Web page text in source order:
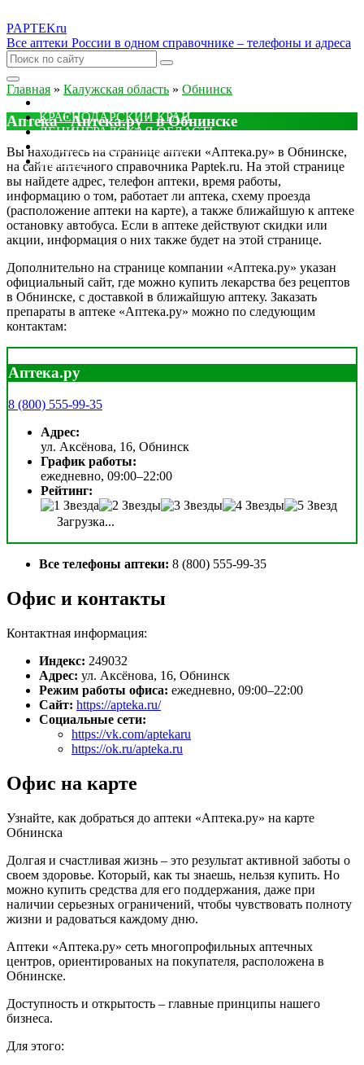
PAPTEKru
Все аптеки России в одном справочнике – телефоны и адреса
КРАСНОДАРСКИЙ КРАЙ
ЛЕНИНГРАДСКАЯ ОБЛАСТЬ
ДРУГИЕ
Главная » Калужская область » Обнинск
Аптека "Аптека.ру" в Обнинске
Вы находитесь на странице аптеки «Аптека.ру» в Обнинске,
на сайте аптечного справочника Paptek.ru. На этой странице
вы найдете адрес, телефон аптеки, время работы,
информацию о том, работает ли аптека, схему проезда
(расположение аптеки на карте), а также ближайшую к аптеке
остановку автобуса. Если в аптеке действуют скидки или
акции, информация о них также будет на этой странице.
Дополнительно на странице компании «Аптека.ру» указан
официальный сайт, где можно купить лекарства без рецептов
в Обнинске, с доставкой в ближайшую аптеку. Заказать
препараты в аптеке «Аптека.ру» можно по следующим
контактам:
Аптека.ру
8 (800) 555-99-35
Адрес:
ул. Аксёнова, 16, Обнинск
График работы:
ежедневно, 09:00–22:00
Рейтинг:
Загрузка...
Все телефоны аптеки: 8 (800) 555-99-35
Офис и контакты
Контактная информация:
Индекс: 249032
Адрес: ул. Аксёнова, 16, Обнинск
Режим работы офиса: ежедневно, 09:00–22:00
Сайт: https://apteka.ru/
Социальные сети:
https://vk.com/aptekaru
https://ok.ru/apteka.ru
Офис на карте
Узнайте, как добраться до аптеки «Аптека.ру» на карте
Обнинска
Долгая и счастливая жизнь – это результат активной заботы о
своем здоровье. Который, как ты знаешь, нельзя купить. Но
можно купить средства для его поддержания, даже при
наличии серьезных ограничений, чтобы чувствовать полноту
жизни и радоваться каждому дню.
Аптеки «Аптека.ру» сеть многопрофильных аптечных
центров, ориентированых на покупателя, расположена в
Обнинске.
Доступность и открытость – главные принципы нашего
бизнеса.
Для этого: